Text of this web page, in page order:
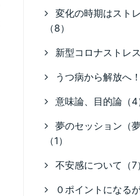
変化の時期はスト
（8）
新型コロナストレス
うつ病から解放へ！
意味論、目的論（4
夢のセッション（夢
（1）
不安感について（7）
０ポイントになる